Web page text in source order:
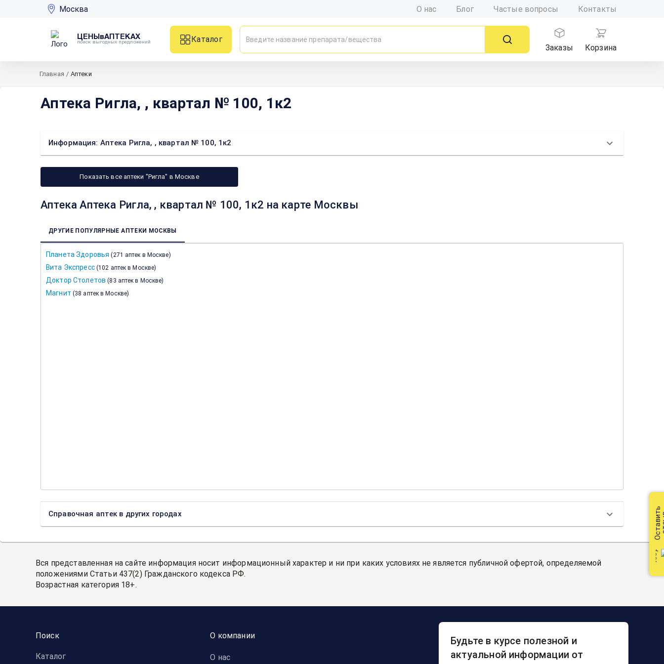
Москва О нас Блог Частые вопросы Контакты
ЦЕНЫвАПТЕКАХ
поиск выгодных предложений
Каталог
Заказы
Корзина
Главная / Аптеки
Аптека Ригла, , квартал № 100, 1к2
Информация: Аптека Ригла, , квартал № 100, 1к2
Показать все аптеки "Ригла" в Москве
Аптека Аптека Ригла, , квартал № 100, 1к2 на карте Москвы
ДРУГИЕ ПОПУЛЯРНЫЕ АПТЕКИ МОСКВЫ
Планета Здоровья (271 аптек в Москве)
Вита Экспресс (102 аптек в Москве)
Доктор Столетов (83 аптек в Москве)
Магнит (38 аптек в Москве)
Справочная аптек в других городах
Вся представленная на сайте информация носит информационный характер и ни при каких условиях не является публичной офертой, определяемой
положениями Статьи 437(2) Гражданского кодекса РФ.
Возрастная категория 18+.
Поиск
Каталог
О компании
О нас
Будьте в курсе полезной и
актуальной информации от
Оставить